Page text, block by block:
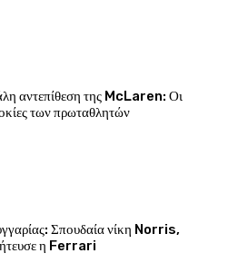
αντεπίθεση της McLaren: Οι
των πρωταθλητών
Σπουδαία νίκη Norris,
η Ferrari